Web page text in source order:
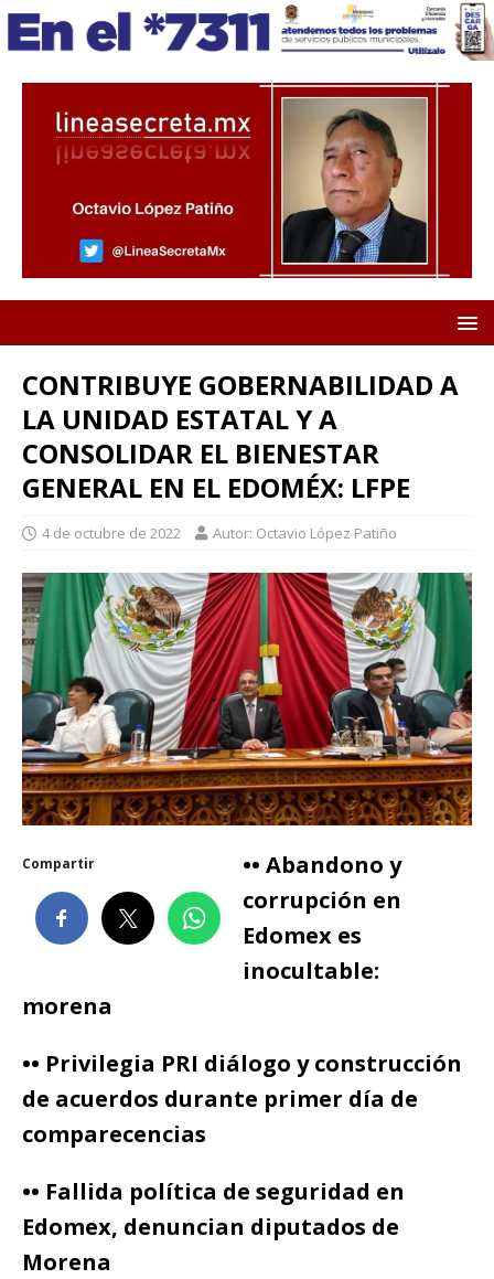
CONTRIBUYE GOBERNABILIDAD A
LA UNIDAD ESTATAL Y A
CONSOLIDAR EL BIENESTAR
GENERAL EN EL EDOMÉX: LFPE
4 de octubre de 2022 Autor: Octavio López Patiño
Compartir
•• Abandono y
corrupción en
Edomex es
inocultable:
morena
•• Privilegia PRI diálogo y construcción
de acuerdos durante primer día de
comparecencias
•• Fallida política de seguridad en
Edomex, denuncian diputados de
Morena